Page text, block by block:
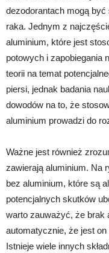
dezodorantach mogą
raka. Jednym z
aluminium, które jest
potowych i zapobiegania
teorii na temat
piersi, jednak badania
dowodów na to, że
aluminium prowadzi do
Ważne jest również
zawierają aluminium. Na
bez aluminium, które są
potencjalnych skutków
warto zauważyć, że brak
automatycznie, że jest
Istnieje wiele innych